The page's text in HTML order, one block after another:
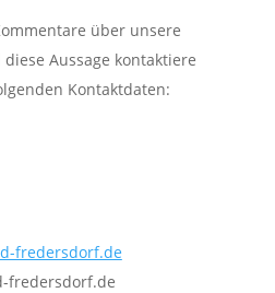
über unsere
Aussage kontaktiere
Kontaktdaten:
fredersdorf.de
fredersdorf.de